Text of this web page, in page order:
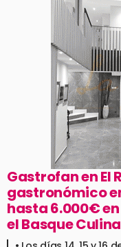
Gastrofan en El
gastronómico
hasta 6.000€
el Basque